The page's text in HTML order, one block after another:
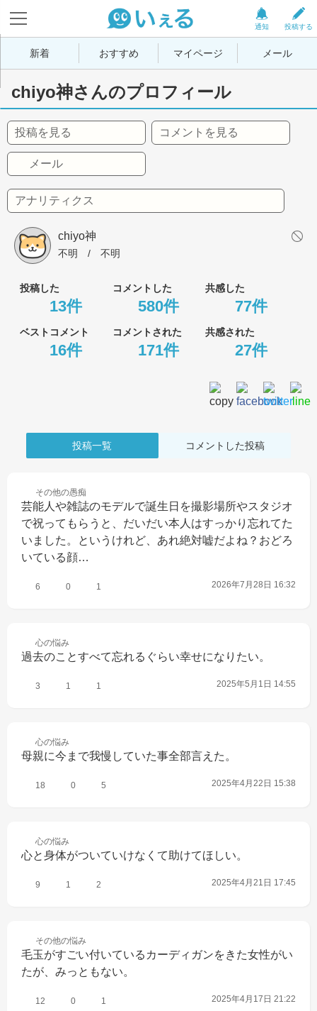
投稿する
通知
新着 おすすめ マイページ メール
chiyo神さんのプロフィール
投稿を見る コメントを見る
メール
アナリティクス
chiyo神
不明 / 不明
投稿した コメントした 共感した
13件 580件 77件
ベストコメント コメントされた 共感された
16件 171件 27件
投稿一覧 コメントした投稿
その他の愚痴
芸能人や雑誌のモデルで誕生日を撮影場所やスタジオ
で祝ってもらうと、だいだい本人はすっかり忘れてた
いました。というけれど、あれ絶対嘘だよね？おどろ
いている顔…
6 0 1 2026年7月28日 16:32
心の悩み
過去のことすべて忘れるぐらい幸せになりたい。
3 1 1 2025年5月1日 14:55
心の悩み
母親に今まで我慢していた事全部言えた。
18 0 5 2025年4月22日 15:38
心の悩み
心と身体がついていけなくて助けてほしい。
9 1 2 2025年4月21日 17:45
その他の悩み
毛玉がすごい付いているカーディガンをきた女性がい
たが、みっともない。
12 0 1 2025年4月17日 21:22